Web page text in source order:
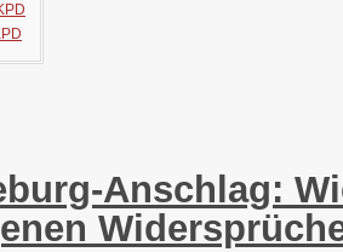
Anschlag: